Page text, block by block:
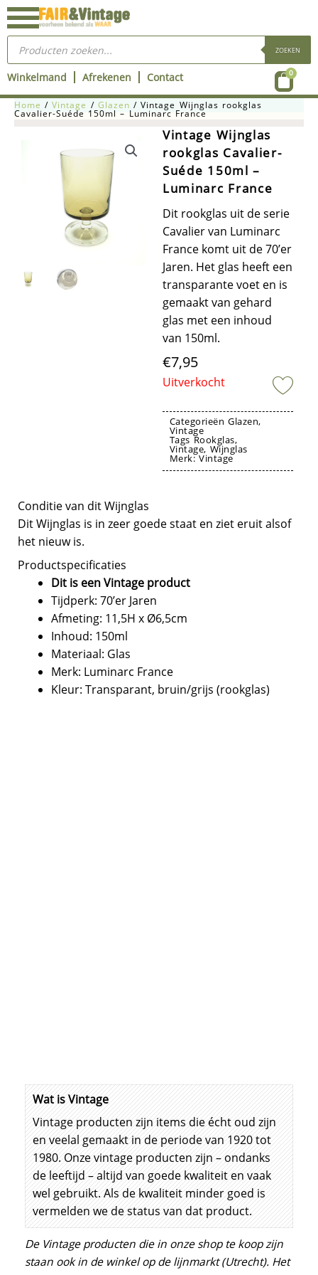
Ga
naar
inhoud
Producten
zoeken ZOEKEN
Winkelmand Afrekenen Contact 0
Home /Vintage / Glazen / Vintage Wijnglas rookglas
Cavalier-Suéde 150ml – Luminarc France
Vintage Wijnglas
rookglas Cavalier-
Suéde 150ml –
Luminarc France
Dit rookglas uit de serie
Cavalier van Luminarc
France komt uit de 70’er
Jaren. Het glas heeft een
transparante voet en is
gemaakt van gehard
glas met een inhoud
van 150ml.
€7,95
Uitverkocht
Categorieën Glazen,
Vintage
Tags Rookglas,
Vintage, Wijnglas
Merk:Vintage
Conditie van dit Wijnglas
Dit Wijnglas is in zeer goede staat en ziet eruit alsof
het nieuw is.
Productspecificaties
Dit is een Vintage product
Tijdperk: 70’er Jaren
Afmeting: 11,5H x Ø6,5cm
Inhoud: 150ml
Materiaal: Glas
Merk: Luminarc France
Kleur: Transparant, bruin/grijs (rookglas)
Wat is Vintage
Vintage producten zijn items die écht oud zijn
en veelal gemaakt in de periode van 1920 tot
1980. Onze vintage producten zijn – ondanks
de leeftijd – altijd van goede kwaliteit en vaak
wel gebruikt. Als de kwaliteit minder goed is
vermelden we de status van dat product.
De Vintage producten die in onze shop te koop zijn
staan ook in de winkel op de lijnmarkt (Utrecht). Het